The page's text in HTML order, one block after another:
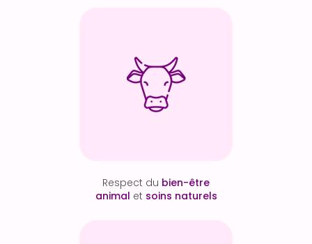
Respect du bien-être
animal et soins naturels